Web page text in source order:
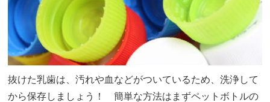
抜けた乳歯は、汚れや血などがついているため、洗浄して
から保存しましょう！ 簡単な方法はまずペットボトルの